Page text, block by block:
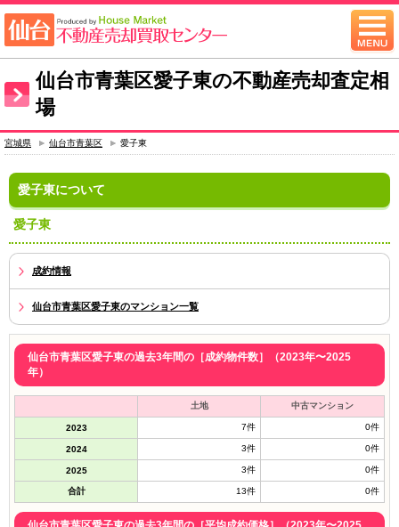
仙台市青葉区愛子東の不動産売却査定相
場
宮城県 仙台市青葉区 愛子東
愛子東について
愛子東
成約情報
仙台市青葉区愛子東のマンション一覧
仙台市青葉区愛子東の過去3年間の［成約物件数］（2023年〜2025
年）
土地 中古マンション
2023 7件 0件
2024 3件 0件
2025 3件 0件
合計 13件 0件